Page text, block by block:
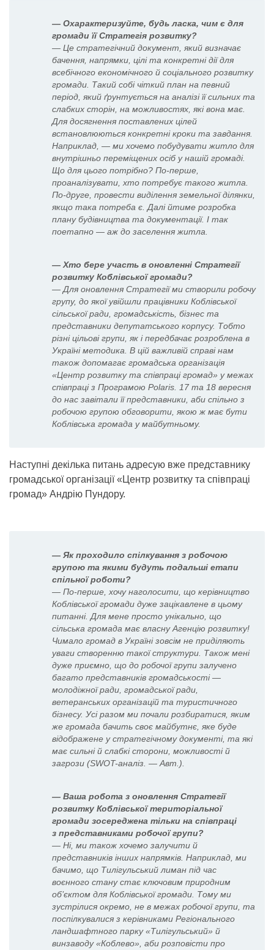
— Охарактеризуйте, будь ласка, чим є для
громади її Стратегія розвитку?
— Це стратегічний документ, який визначає
бачення, напрямки, цілі та конкретні дії для
всебічного економічного й соціального розвитку
громади. Такий собі чіткий план на певний
період, який ґрунтується на аналізі її сильних та
слабких сторін, на можливостях, які вона має.
Для досягнення поставлених цілей
встановлюються конкретні кроки та завдання.
Наприклад, — ми хочемо побудувати житло для
внутрішньо переміщених осіб у нашій громаді.
Що для цього потрібно? По-перше,
проаналізувати, хто потребує такого житла.
По-друге, провести виділення земельної ділянки,
якщо така потреба є. Далі йтиме розробка
плану будівництва та документації. І так
поетапно — аж до заселення житла.
— Хто бере участь в оновленні Стратегії
розвитку Коблівської громади?
— Для оновлення Стратегії ми створили робочу
групу, до якої увійшли працівники Коблівської
сільської ради, громадськість, бізнес та
представники депутатського корпусу. Тобто
різні цільові групи, як і передбачає розроблена в
Україні методика. В цій важливій справі нам
також допомагає громадська організація
«Центр розвитку та співпраці громад» у межах
співпраці з Програмою Polarіs. 17 та 18 вересня
до нас завітали її представники, аби спільно з
робочою групою обговорити, якою ж має бути
Коблівська громада у майбутньому.
Наступні декілька питань адресую вже представнику
громадської організації «Центр розвитку та співпраці
громад» Андрію Пундору.
— Як проходило спілкування з робочою
групою та якими будуть подальші етапи
спільної роботи?
— По-перше, хочу наголосити, що керівництво
Коблівської громади дуже зацікавлене в цьому
питанні. Для мене просто унікально, що
сільська громада має власну Агенцію розвитку!
Чимало громад в Україні зовсім не приділяють
уваги створенню такої структури. Також мені
дуже приємно, що до робочої групи залучено
багато представників громадськості —
молодіжної ради, громадської ради,
ветеранських організацій та туристичного
бізнесу. Усі разом ми почали розбиратися, яким
же громада бачить своє майбутнє, яке буде
відображене у стратегічному документі, та які
має сильні й слабкі сторони, можливості й
загрози (SWOT-аналіз. — Авт.).
— Ваша робота з оновлення Стратегії
розвитку Коблівської територіальної
громади зосереджена тільки на співпраці
з представниками робочої групи?
— Ні, ми також хочемо залучити й
представників інших напрямків. Наприклад, ми
бачимо, що Тилігульський лиман під час
воєнного стану стає ключовим природним
об’єктом для Коблівської громади. Тому ми
зустрілися окремо, не в межах робочої групи, та
поспілкувалися з керівниками Регіонального
ландшафтного парку «Тилігульський» й
винзаводу «Коблево», аби розповісти про